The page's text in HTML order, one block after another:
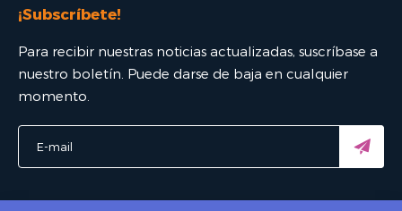
¡Subscríbete!
Para recibir nuestras noticias actualizadas, suscríbase a
nuestro boletín. Puede darse de baja en cualquier
momento.